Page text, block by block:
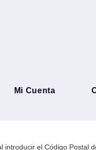
Mi Cuenta
Torre
Atx -
introducir el Código Postal